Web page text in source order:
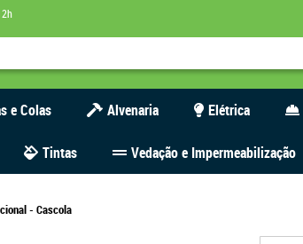
e Colas Alvenaria Elétrica
Tintas Vedação e Impermeabilização
- Cascola